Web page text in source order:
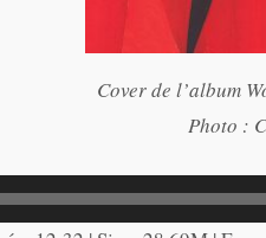
Cover de l’album
Photo :